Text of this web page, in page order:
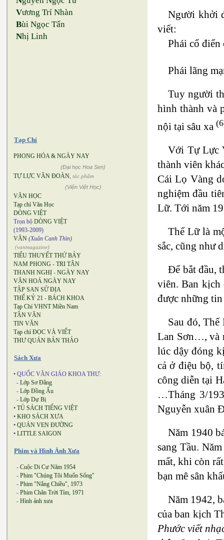
Vương Trí Nhàn
Bùi Ngọc Tấn
Nhị Linh
Tạp Chí
PHONG HÓA & NGÀY NAY
(Đại học Hoa Sen)
TỰ LỰC VĂN ĐOÀN, tác phẩm
(Viện Việt Học)
VĂN HỌC
Tạp chí Văn Học
DÒNG VIỆT
Trọn bộ DÒNG VIỆT
(1993-2009)
VĂN (Xuân Canh Thìn)
(vanmagazine)
TIỂU THUYẾT THỨ BẢY
NAM PHONG - TRI TÂN
THANH NGHỊ - NGÀY NAY
VĂN HOÁ NGÀY NAY
TẬP SAN SỬ ĐỊA
THẾ KỶ 21 - BÁCH KHOA
Tạp Chí VHNT Miền Nam
TÂN VĂN
TIN VĂN
Tạp chí ĐỌC VÀ VIẾT
THƯ QUÁN BẢN THẢO
Sách Xưa
• QUỐC VĂN GIÁO KHOA THƯ:
- Lớp Sơ Đẳng
- Lớp Đồng Ấu
- Lớp Dự Bị
• TỦ SÁCH TIẾNG VIỆT
• KHO SÁCH XƯA
• QUÁN VEN ĐƯỜNG
• LITTLE SAIGON
Phim và Hình Ảnh Xưa
- Cuộc Di Cư Năm 1954
- Phim "Chúng Tôi Muốn Sống"
- Phim "Nắng Chiều", 1973
- Phim Chân Trời Tím, 1971
- Hình ảnh xưa
Người khởi
viết:
Phái cổ
Phái lãng
Tuy người
hình thành và
nội tại sâu xa
Với Tự Lực
thành viên
Cái Lọ Vàng
nghiệm đầu
Lữ. Tới năm
Thế Lữ là
sắc, cũng như
Để bắt đầu,
viên. Ban kịch
được những
Sau đó,
Lan Sơn…, và
lúc dậy đóng
cả ở điệu bộ,
công diễn tại
…Tháng 3/
Nguyễn xuân
Năm 1940
sang Tầu.
mất, khi còn
bạn mê sân
Năm 1942,
của ban kịch
Phước viết